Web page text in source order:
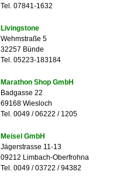
Tel. 07841-1632
Livingstone
Wehmstraße 5
32257 Bünde
Tel. 05223-183184
Marathon Shop GmbH
Badgasse 22
69168 Wiesloch
Tel. 0049 / 06222 / 1205
Meisel GmbH
Jägerstrasse 11-13
09212 Limbach-Oberfrohna
Tel. 0049 / 03722 / 94382